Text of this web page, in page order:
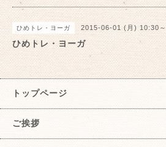
ひめトレ・ヨーガ 2015-06-01 (月) 10:30～
ひめトレ・ヨーガ
トップページ
ご挨拶